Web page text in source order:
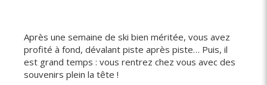
Après une semaine de ski bien méritée, vous avez
profité à fond, dévalant piste après piste… Puis, il
est grand temps : vous rentrez chez vous avec des
souvenirs plein la tête !